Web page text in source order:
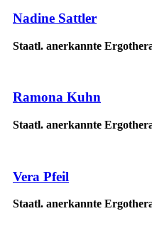
Nadine Sattler
Staatl. anerkannte
Ramona Kuhn
Staatl. anerkannte
Vera Pfeil
Staatl. anerkannte